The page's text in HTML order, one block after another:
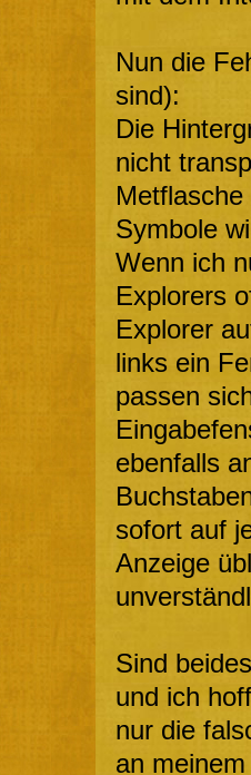
Nun die
sind):
Die
nicht
Symbole
Wenn ich
Explorers
Explorer
links ein
passen
ebenfalls
sofort auf
Anzeige
Sind
und ich
nur die
an